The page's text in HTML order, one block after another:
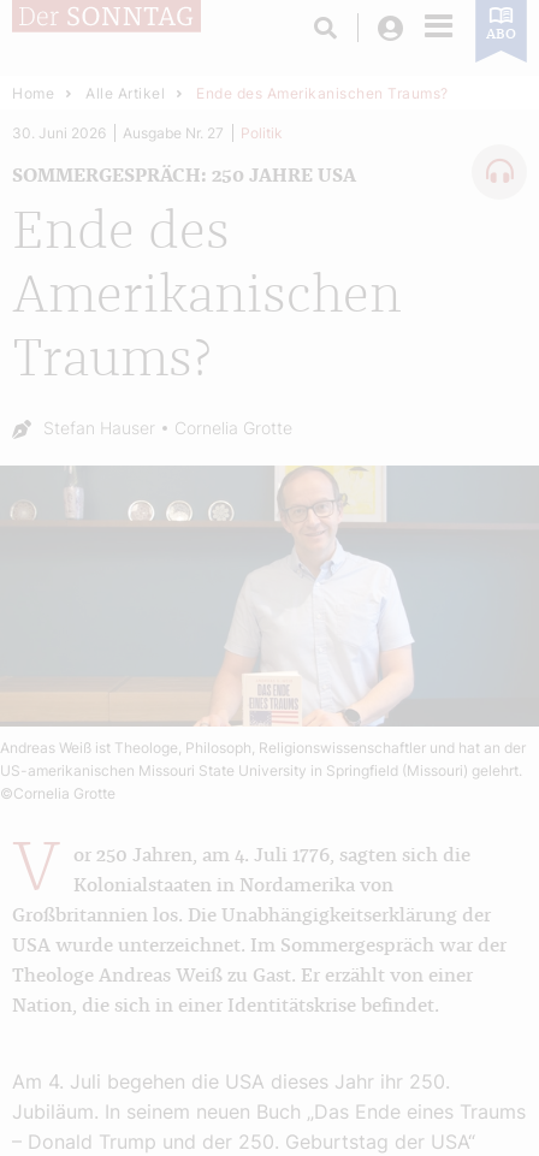
Login ABO
Home Alle Artikel Ende des Amerikanischen Traums?
Ende des
Amerikanischen
Traums?
SOMMERGESPRÄCH: 250 JAHRE USA
30. Juni 2026 Ausgabe Nr. 27 Politik
Autor:
Stefan Hauser Cornelia Grotte
Andreas Weiß ist Theologe, Philosoph, Religionswissenschaftler und hat an der
US-amerikanischen Missouri State University in Springfield (Missouri) gelehrt.
©Cornelia Grotte
V
or 250 Jahren, am 4. Juli 1776, sagten sich die
Kolonialstaaten in Nordamerika von
Großbritannien los. Die Unabhängigkeitserklärung der
USA wurde unterzeichnet. Im Sommergespräch war der
Theologe Andreas Weiß zu Gast. Er erzählt von einer
Nation, die sich in einer Identitätskrise befindet.
Am 4. Juli begehen die USA dieses Jahr ihr 250.
Jubiläum. In seinem neuen Buch „Das Ende eines Traums
– Donald Trump und der 250. Geburtstag der USA“